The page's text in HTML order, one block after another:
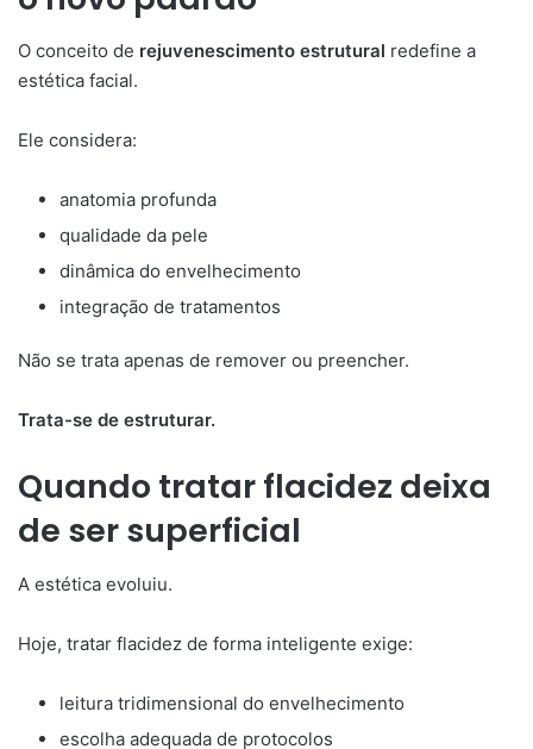
O conceito de rejuvenescimento estrutural redefine a
estética facial.
Ele considera:
anatomia profunda
qualidade da pele
dinâmica do envelhecimento
integração de tratamentos
Não se trata apenas de remover ou preencher.
Trata-se de estruturar.
Quando tratar flacidez deixa
de ser superficial
A estética evoluiu.
Hoje, tratar flacidez de forma inteligente exige:
leitura tridimensional do envelhecimento
escolha adequada de protocolos